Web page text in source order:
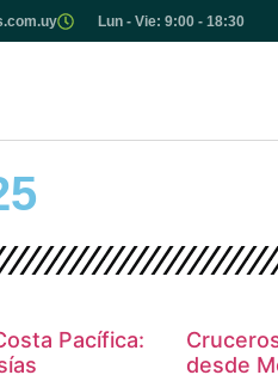
Lun - Vie: 9:00 - 18:30
Pacífica:
desde